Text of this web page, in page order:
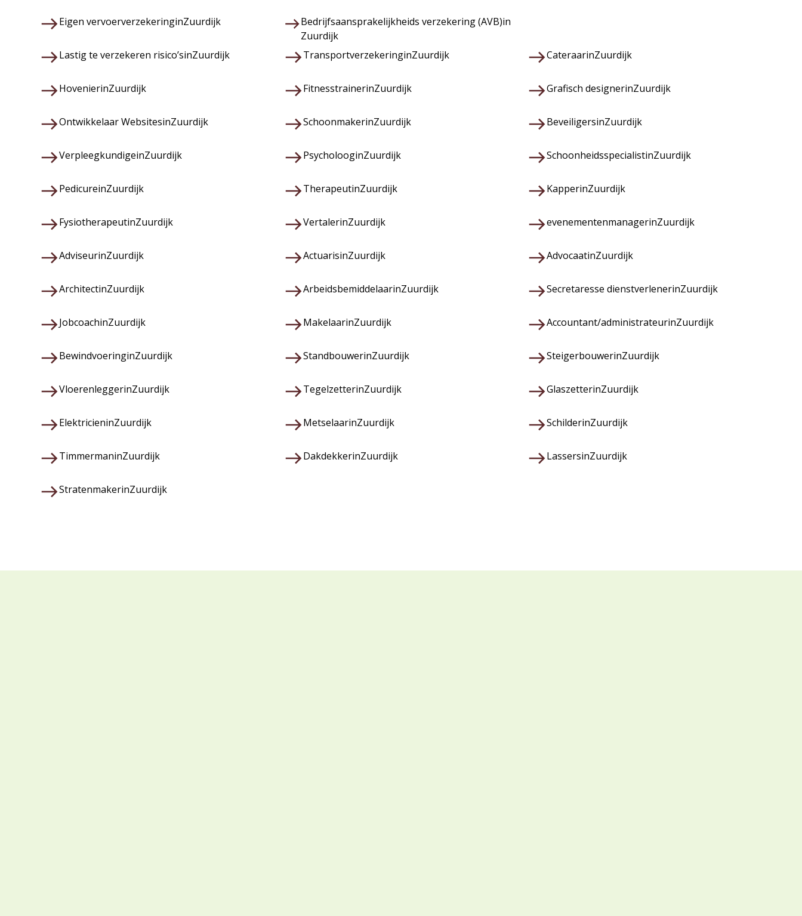
Eigen vervoerverzekeringinZuurdijk Bedrijfsaansprakelijkheids verzekering (AVB)in
Zuurdijk
Lastig te verzekeren risico’sinZuurdijk TransportverzekeringinZuurdijk CateraarinZuurdijk
HovenierinZuurdijk FitnesstrainerinZuurdijk Grafisch designerinZuurdijk
Ontwikkelaar WebsitesinZuurdijk SchoonmakerinZuurdijk BeveiligersinZuurdijk
VerpleegkundigeinZuurdijk PsycholooginZuurdijk SchoonheidsspecialistinZuurdijk
PedicureinZuurdijk TherapeutinZuurdijk KapperinZuurdijk
FysiotherapeutinZuurdijk VertalerinZuurdijk evenementenmanagerinZuurdijk
AdviseurinZuurdijk ActuarisinZuurdijk AdvocaatinZuurdijk
ArchitectinZuurdijk ArbeidsbemiddelaarinZuurdijk Secretaresse dienstverlenerinZuurdijk
JobcoachinZuurdijk MakelaarinZuurdijk Accountant/administrateurinZuurdijk
BewindvoeringinZuurdijk StandbouwerinZuurdijk SteigerbouwerinZuurdijk
VloerenleggerinZuurdijk TegelzetterinZuurdijk GlaszetterinZuurdijk
ElektricieninZuurdijk MetselaarinZuurdijk SchilderinZuurdijk
TimmermaninZuurdijk DakdekkerinZuurdijk LassersinZuurdijk
StratenmakerinZuurdijk